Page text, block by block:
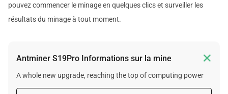
pouvez commencer le minage en quelques clics et surveiller les
résultats du minage à tout moment.
Antminer S19Pro Informations sur la mine 
A whole new upgrade, reaching the top of computing power